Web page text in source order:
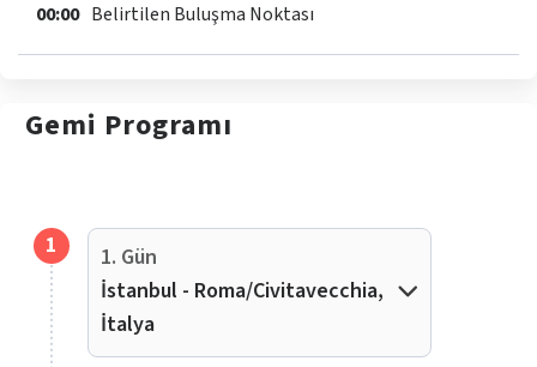
00:00 Belirtilen Buluşma Noktası
Gemi Programı
1
1. Gün
İstanbul - Roma/Civitavecchia,
İtalya